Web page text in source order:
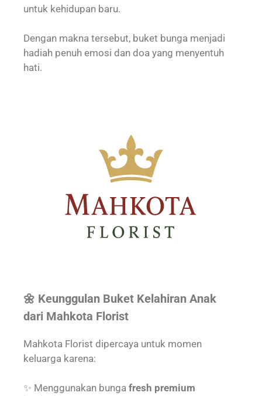
untuk kehidupan baru.
Dengan makna tersebut, buket bunga menjadi
hadiah penuh emosi dan doa yang menyentuh
hati.
🌼 Keunggulan Buket Kelahiran Anak
dari Mahkota Florist
Mahkota Florist dipercaya untuk momen
keluarga karena:
✨ Menggunakan bunga fresh premium